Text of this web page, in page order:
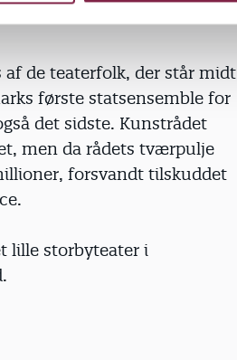
af de teaterfolk, der står midt
første statsensemble for
det sidste. Kunstrådet
men da rådets tværpulje
forsvandt tilskuddet
lille storbyteater i